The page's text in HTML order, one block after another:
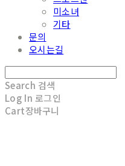
미소녀
기타
문의
오시는길
Search 검색
Log In 로그인
Cart장바구니